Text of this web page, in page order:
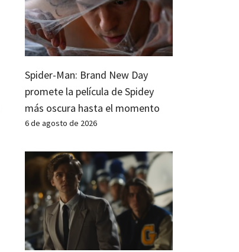
Spider-Man: Brand New Day
promete la película de Spidey
más oscura hasta el momento
6 de agosto de 2026